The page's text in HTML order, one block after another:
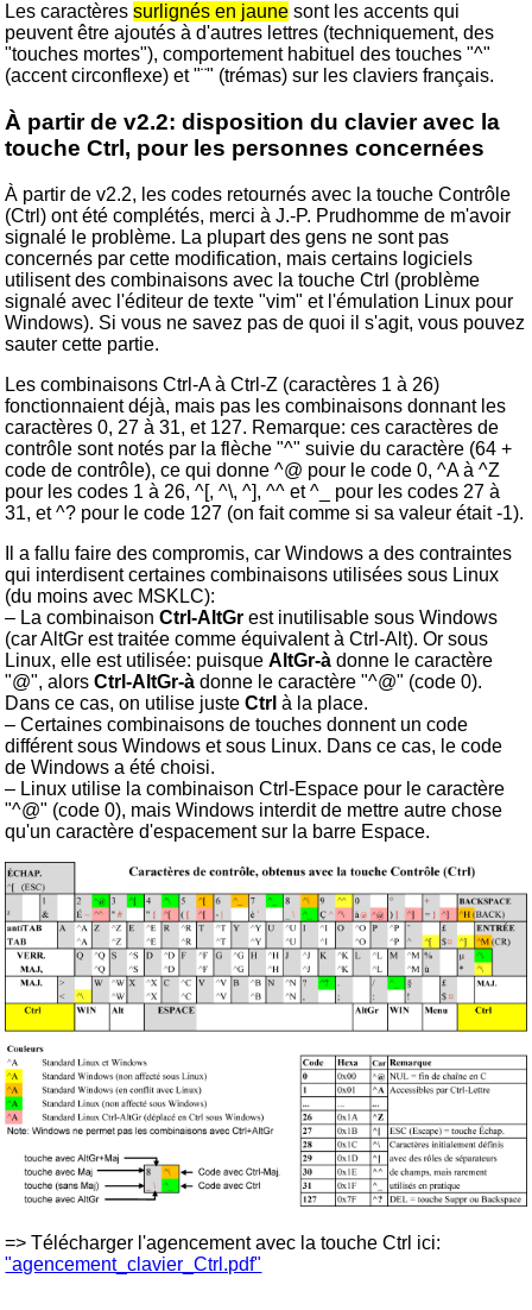
Les caractèressurlignés en jaune sont les accents qui
peuvent être ajoutés à d'autres lettres (techniquement, des
"touches mortes"), comportement habituel des touches "^"
(accent circonflexe) et "¨" (trémas) sur les claviers français.
À partir de v2.2: disposition du clavier avec la
touche Ctrl, pour les personnes concernées
À partir de v2.2, les codes retournés avec la touche Contrôle
(Ctrl) ont été complétés, merci à J.-P. Prudhomme de m'avoir
signalé le problème. La plupart des gens ne sont pas
concernés par cette modification, mais certains logiciels
utilisent des combinaisons avec la touche Ctrl (problème
signalé avec l'éditeur de texte "vim" et l'émulation Linux pour
Windows). Si vous ne savez pas de quoi il s'agit, vous pouvez
sauter cette partie.
Les combinaisons Ctrl-A à Ctrl-Z (caractères 1 à 26)
fonctionnaient déjà, mais pas les combinaisons donnant les
caractères 0, 27 à 31, et 127. Remarque: ces caractères de
contrôle sont notés par la flèche "^" suivie du caractère (64 +
code de contrôle), ce qui donne ^@ pour le code 0, ^A à ^Z
pour les codes 1 à 26, ^[, ^\, ^], ^^ et ^_ pour les codes 27 à
31, et ^? pour le code 127 (on fait comme si sa valeur était -1).
Il a fallu faire des compromis, car Windows a des contraintes
qui interdisent certaines combinaisons utilisées sous Linux
(du moins avec MSKLC):
– La combinaisonCtrl-AltGr est inutilisable sous Windows
(car AltGr est traitée comme équivalent à Ctrl-Alt). Or sous
Linux, elle est utilisée: puisqueAltGr-à donne le caractère
"@", alorsCtrl-AltGr-à donne le caractère "^@" (code 0).
Dans ce cas, on utilise justeCtrl à la place.
– Certaines combinaisons de touches donnent un code
différent sous Windows et sous Linux. Dans ce cas, le code
de Windows a été choisi.
– Linux utilise la combinaison Ctrl-Espace pour le caractère
"^@" (code 0), mais Windows interdit de mettre autre chose
qu'un caractère d'espacement sur la barre Espace.
=> Télécharger l'agencement avec la touche Ctrl ici:
"agencement_clavier_Ctrl.pdf"